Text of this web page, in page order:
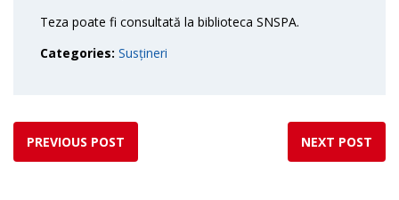
Teza poate fi consultată la biblioteca SNSPA.
Categories: Susțineri
PREVIOUS POST NEXT POST